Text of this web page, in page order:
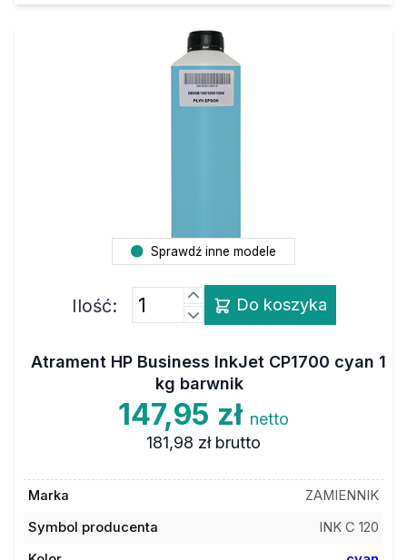
Sprawdź inne modele
Ilość: Do koszyka
Atrament HP Business InkJet CP1700 cyan 1
kg barwnik
147,95 zł netto
181,98 zł brutto
Marka
ZAMIENNIK
Symbol producenta
INK C 120